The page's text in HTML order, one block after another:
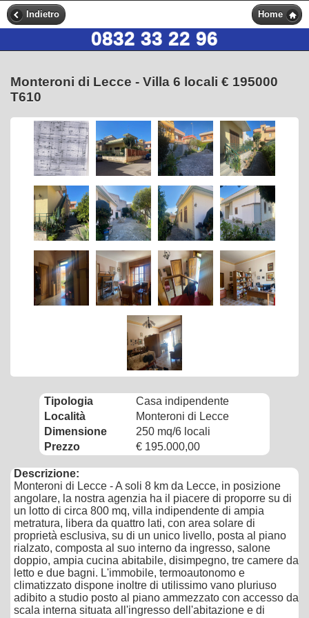
Indietro Home
0832 33 22 96
Monteroni di Lecce - Villa 6 locali € 195000
T610
Tipologia
Casa indipendente
Località
Monteroni di Lecce
Dimensione
250 mq/6 locali
Prezzo
€ 195.000,00
Descrizione:
Monteroni di Lecce - A soli 8 km da Lecce, in posizione
angolare, la nostra agenzia ha il piacere di proporre su di
un lotto di circa 800 mq, villa indipendente di ampia
metratura, libera da quattro lati, con area solare di
proprietà esclusiva, su di un unico livello, posta al piano
rialzato, composta al suo interno da ingresso, salone
doppio, ampia cucina abitabile, disimpegno, tre camere da
letto e due bagni. L'immobile, termoautonomo e
climatizzato dispone inoltre di utilissimo vano pluriuso
adibito a studio posto al piano ammezzato con accesso da
scala interna situata all'ingresso dell'abitazione e di